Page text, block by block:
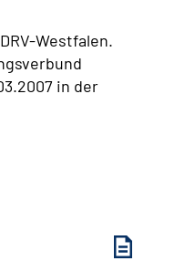
Westfalen.
in der